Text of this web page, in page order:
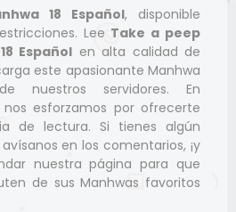
18 Español, disponible
Lee Take a peep
Español en alta calidad de
este apasionante Manhwa
nuestros servidores. En
nos esforzamos por ofrecerte
de lectura. Si tienes algún
en los comentarios, ¡y
nuestra página para que
de sus Manhwas favoritos